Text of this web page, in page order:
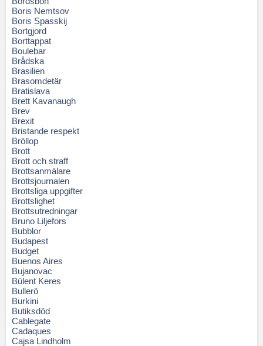
Boris Nemtsov
Boris Spasskij
Bortgjord
Borttappat
Boulebar
Brådska
Brasilien
Brasomdetär
Bratislava
Brett Kavanaugh
Brev
Brexit
Bristande respekt
Bröllop
Brott
Brott och straff
Brottsanmälare
Brottsjournalen
Brottsliga uppgifter
Brottslighet
Brottsutredningar
Bruno Liljefors
Bubblor
Budapest
Budget
Buenos Aires
Bujanovac
Bülent Keres
Bullerö
Burkini
Butiksdöd
Cablegate
Cadaques
Cajsa Lindholm